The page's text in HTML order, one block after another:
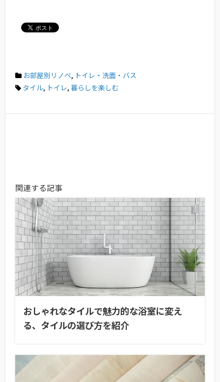
お部屋別リノベ, トイレ・洗面・バス
タイル, トイレ, 暮らしを楽しむ
関連する記事
おしゃれなタイルで魅力的な浴室に変え
る、タイルの選び方を紹介